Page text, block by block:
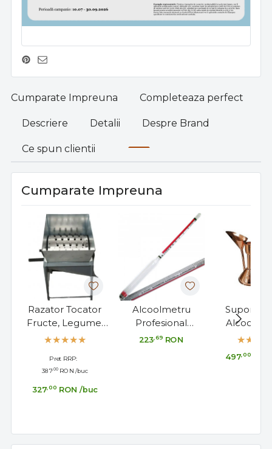
Cumparate Impreuna Completeaza perfect
Descriere Detalii Despre Brand
Ce spun clientii
Cumparate Impreuna
Razator Tocator
Fructe, Legume,
Manual 5 Kg
Pret RRP:
387 ,00 RON /buc
327,00 RON /buc
Alcoolmetru
Profesional
Cartier/Lussac 0-
223 ,69 RON
Suport
497,00